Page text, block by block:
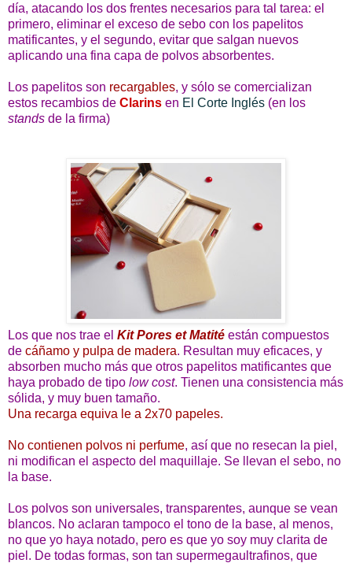
día, atacando los dos frentes necesarios para tal tarea: el
primero, eliminar el exceso de sebo con los papelitos
matificantes, y el segundo, evitar que salgan nuevos
aplicando una fina capa de polvos absorbentes.
Los papelitos son recargables, y sólo se comercializan
estos recambios de Clarins en El Corte Inglés (en los
stands de la firma)
Los que nos trae el Kit Pores et Matité están compuestos
de cáñamo y pulpa de madera. Resultan muy eficaces, y
absorben mucho más que otros papelitos matificantes que
haya probado de tipo low cost. Tienen una consistencia más
sólida, y muy buen tamaño.
Una recarga equiva le a 2x70 papeles.
No contienen polvos ni perfume, así que no resecan la piel,
ni modifican el aspecto del maquillaje. Se llevan el sebo, no
la base.
Los polvos son universales, transparentes, aunque se vean
blancos. No aclaran tampoco el tono de la base, al menos,
no que yo haya notado, pero es que yo soy muy clarita de
piel. De todas formas, son tan supermegaultrafinos, que